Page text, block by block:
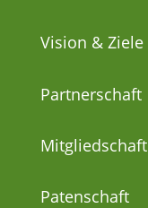
Vision & Ziele
Partnerschaft
Mitgliedschaft
Patenschaft